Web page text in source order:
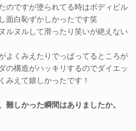
のですが塗られてる時はボディビル
面白恥ずかしかったです笑
ルヌルして滑ったり笑いが絶えない
よくみえたりでっぱってるところが
の構造がハッキリするのでダイエッ
みえて嬉しかったです！
しかった瞬間はありましたか。